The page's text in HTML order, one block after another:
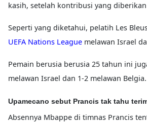
kasih, setelah kontribusi yang
Seperti yang diketahui, pelatih Les
UEFA Nations League melawan Israel
Pemain berusia berusia 25 tahun ini
melawan Israel dan 1-2 melawan Belgia.
Upamecano sebut Prancis tak tahu
Absennya Mbappe di timnas Prancis